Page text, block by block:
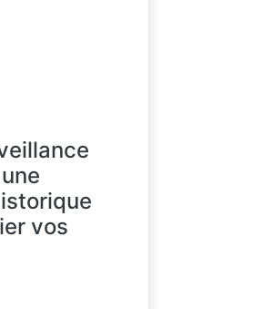
vos